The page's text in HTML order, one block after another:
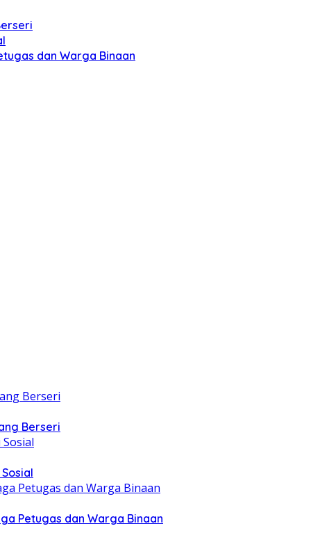
dan Warga Binaan
Berseri
Petugas dan Warga Binaan